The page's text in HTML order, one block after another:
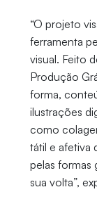
“O projeto
ferramenta
visual. Feito
Produção
forma,
ilustrações
como
tátil e afetiva
pelas formas
sua volta”,